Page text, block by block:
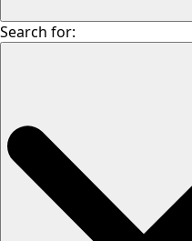
Search for: